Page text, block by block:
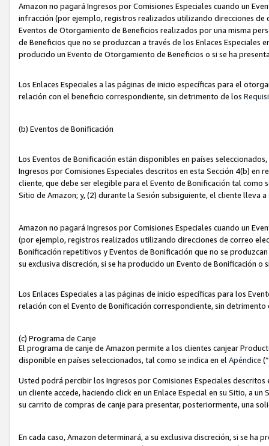
Amazon no pagará Ingresos por Comisiones Especiales cuando un
infracción (por ejemplo, registros realizados utilizando direcciones
Eventos de Otorgamiento de Beneficios realizados por una misma
de Beneficios que no se produzcan a través de los Enlaces Especiales
producido un Evento de Otorgamiento de Beneficios o si se ha
Los Enlaces Especiales a las páginas de inicio específicas para el
relación con el beneficio correspondiente, sin detrimento de los
(b) Eventos de Bonificación
Los Eventos de Bonificación están disponibles en países
Ingresos por Comisiones Especiales descritos en esta Sección 4(b) en
cliente, que debe ser elegible para el Evento de Bonificación tal como
Sitio de Amazon; y, (2) durante la Sesión subsiguiente, el cliente lleva
Amazon no pagará Ingresos por Comisiones Especiales cuando un
(por ejemplo, registros realizados utilizando direcciones de correo
Bonificación repetitivos y Eventos de Bonificación que no se
su exclusiva discreción, si se ha producido un Evento de Bonificación
Los Enlaces Especiales a las páginas de inicio específicas para los
relación con el Evento de Bonificación correspondiente, sin
(c) Programa de Canje
El programa de canje de Amazon permite a los clientes canjear
disponible en países seleccionados, tal como se indica en el Apéndice
Usted podrá percibir los Ingresos por Comisiones Especiales
un cliente accede, haciendo click en un Enlace Especial en su Sitio, a
su carrito de compras de canje para presentar, posteriormente, una
En cada caso, Amazon determinará, a su exclusiva discreción, si se